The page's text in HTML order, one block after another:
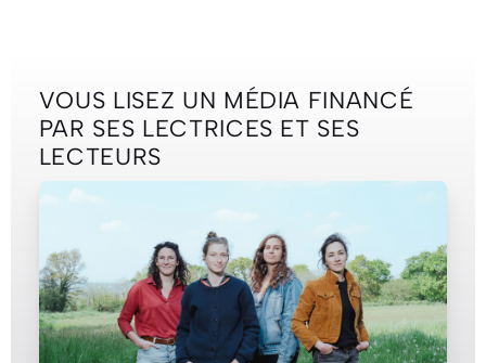
VOUS LISEZ UN MÉDIA FINANCÉ
PAR SES LECTRICES ET SES
LECTEURS